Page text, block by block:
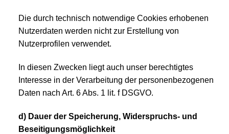
Die durch technisch notwendige Cookies erhobenen
Nutzerdaten werden nicht zur Erstellung von
Nutzerprofilen verwendet.
In diesen Zwecken liegt auch unser berechtigtes
Interesse in der Verarbeitung der personenbezogenen
Daten nach Art. 6 Abs. 1 lit. f DSGVO.
d) Dauer der Speicherung, Widerspruchs- und
Beseitigungsmöglichkeit